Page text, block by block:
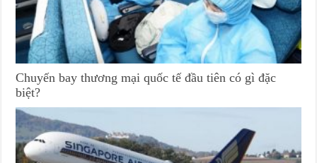
Chuyến bay thương mại quốc tế đầu tiên có gì đặc
biệt?